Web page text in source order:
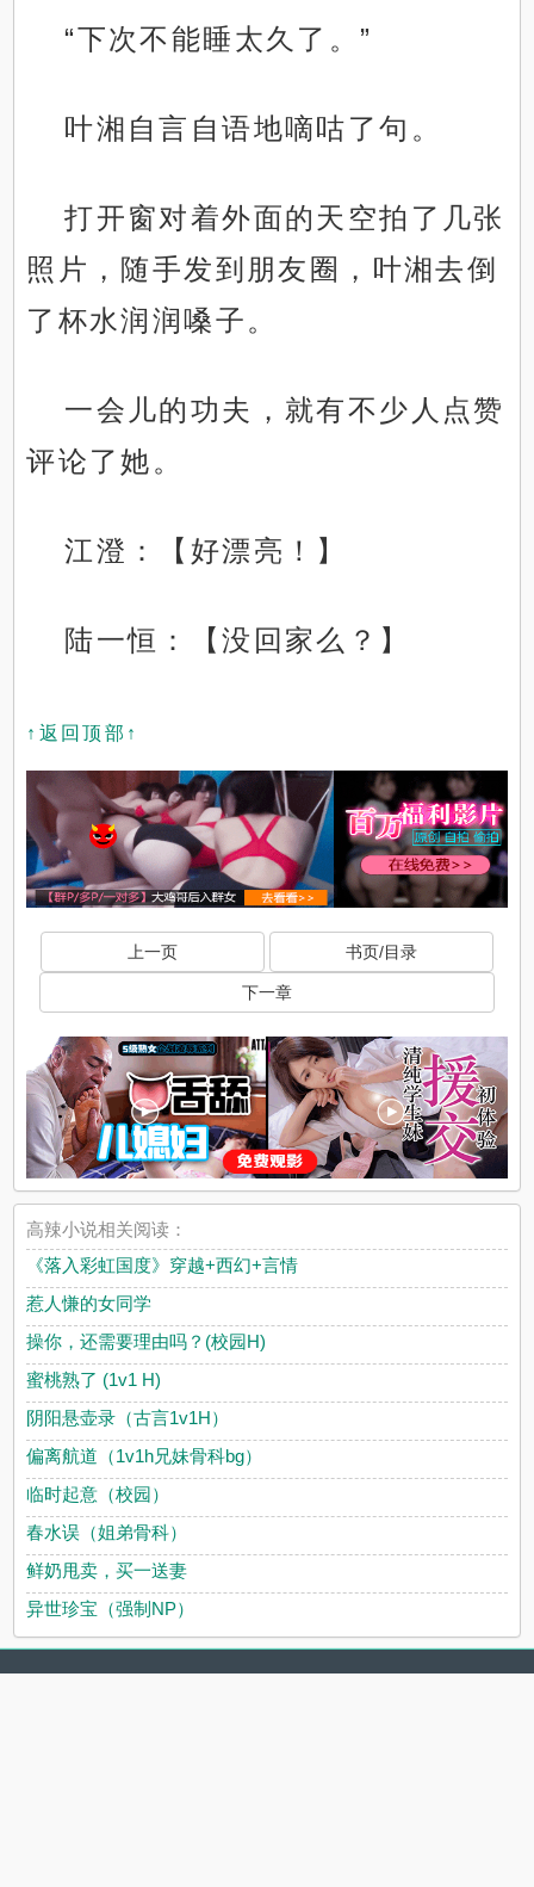
“下次不能睡太久了。”
叶湘自言自语地嘀咕了句。
打开窗对着外面的天空拍了几张
照片，随手发到朋友圈，叶湘去倒
了杯水润润嗓子。
一会儿的功夫，就有不少人点赞
评论了她。
江澄：【好漂亮！】
陆一恒：【没回家么？】
↑返回顶部↑
上一页 书页/目录
下一章
高辣小说相关阅读：
《落入彩虹国度》穿越+西幻+言情
惹人慊的女同学
操你，还需要理由吗？(校园H)
蜜桃熟了 (1v1 H)
阴阳悬壶录（古言1v1H）
偏离航道（1v1h兄妹骨科bg）
临时起意（校园）
春水误（姐弟骨科）
鲜奶甩卖，买一送妻
异世珍宝（强制NP）